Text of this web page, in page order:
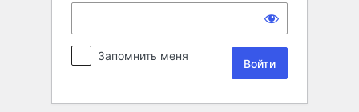
Запомнить меня